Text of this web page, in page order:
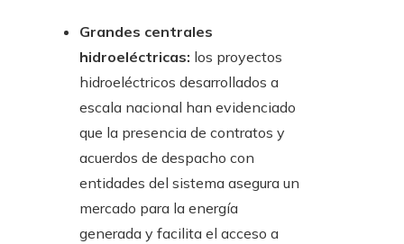
Grandes centrales
hidroeléctricas: los proyectos
hidroeléctricos desarrollados a
escala nacional han evidenciado
que la presencia de contratos y
acuerdos de despacho con
entidades del sistema asegura un
mercado para la energía
generada y facilita el acceso a